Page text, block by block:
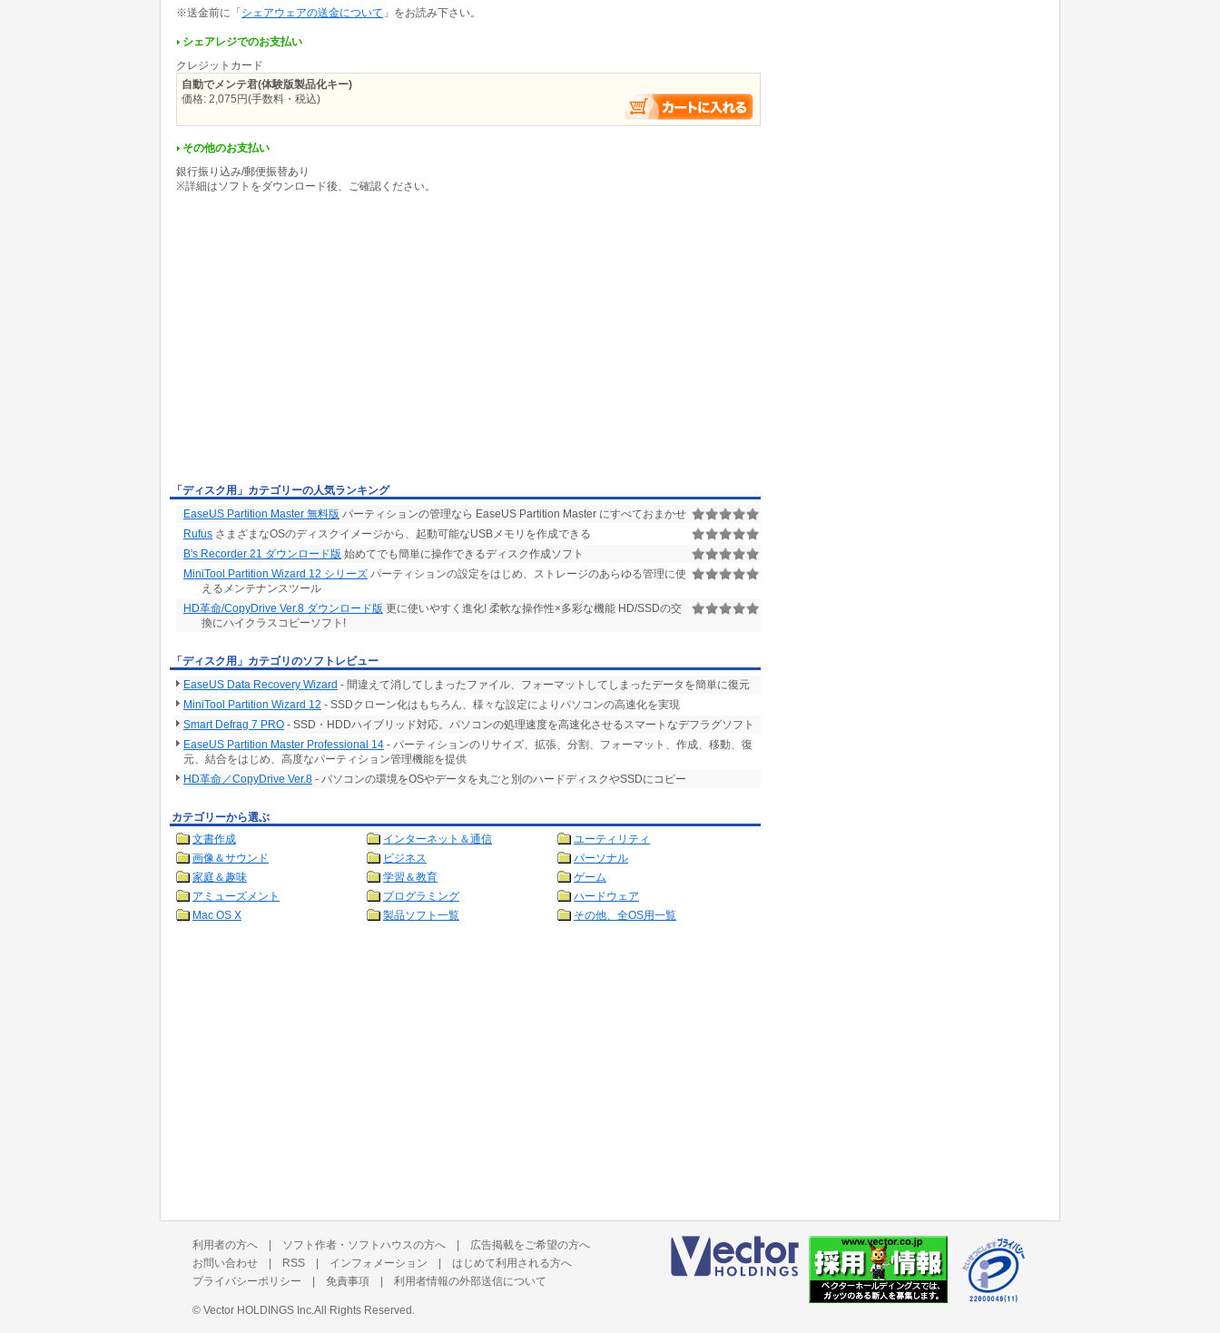
※送金前に「 シェアウェアの送金について 」をお読み下さい。
シェアレジでのお支払い
クレジットカード
自動でメンテ君(体験版製品化キー)
価格: 2,075円(手数料・税込)
その他のお支払い
銀行振り込み/郵便振替あり
※詳細はソフトをダウンロード後、ご確認ください。
「ディスク用」カテゴリーの人気ランキング
EaseUS Partition Master 無料版 パーティションの管理なら EaseUS Partition Master にすべておまかせ
Rufus さまざまなOSのディスクイメージから、起動可能なUSBメモリを作成できる
B's Recorder 21 ダウンロード版 始めてでも簡単に操作できるディスク作成ソフト
MiniTool Partition Wizard 12 シリーズ パーティションの設定をはじめ、ストレージのあらゆる管理に使
えるメンテナンスツール
HD革命/CopyDrive Ver.8 ダウンロード版 更に使いやすく進化! 柔軟な操作性×多彩な機能 HD/SSDの交
換にハイクラスコピーソフト!
「ディスク用」カテゴリのソフトレビュー
EaseUS Data Recovery Wizard - 間違えて消してしまったファイル、フォーマットしてしまったデータを簡単に復元
MiniTool Partition Wizard 12 - SSDクローン化はもちろん、様々な設定によりパソコンの高速化を実現
Smart Defrag 7 PRO - SSD・HDDハイブリッド対応。パソコンの処理速度を高速化させるスマートなデフラグソフト
EaseUS Partition Master Professional 14 - パーティションのリサイズ、拡張、分割、フォーマット、作成、移動、復
元、結合をはじめ、高度なパーティション管理機能を提供
HD革命／CopyDrive Ver.8 - パソコンの環境をOSやデータを丸ごと別のハードディスクやSSDにコピー
カテゴリーから選ぶ
文書作成
インターネット＆通信
ユーティリティ
画像＆サウンド
ビジネス
パーソナル
家庭＆趣味
学習＆教育
ゲーム
アミューズメント
プログラミング
ハードウェア
Mac OS X
製品ソフト一覧 その他、全OS用一覧
利用者の方へ | ソフト作者・ソフトハウスの方へ | 広告掲載をご希望の方へ
お問い合わせ | RSS | インフォメーション | はじめて利用される方へ
プライバシーポリシー | 免責事項 | 利用者情報の外部送信について
© Vector HOLDINGS Inc. All Rights Reserved.